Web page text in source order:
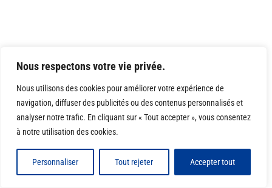
Nous respectons votre vie privée.
Nous utilisons des cookies pour améliorer votre expérience de
navigation, diffuser des publicités ou des contenus personnalisés et
analyser notre trafic. En cliquant sur « Tout accepter », vous consentez
à notre utilisation des cookies.
Personnaliser Tout rejeter Accepter tout